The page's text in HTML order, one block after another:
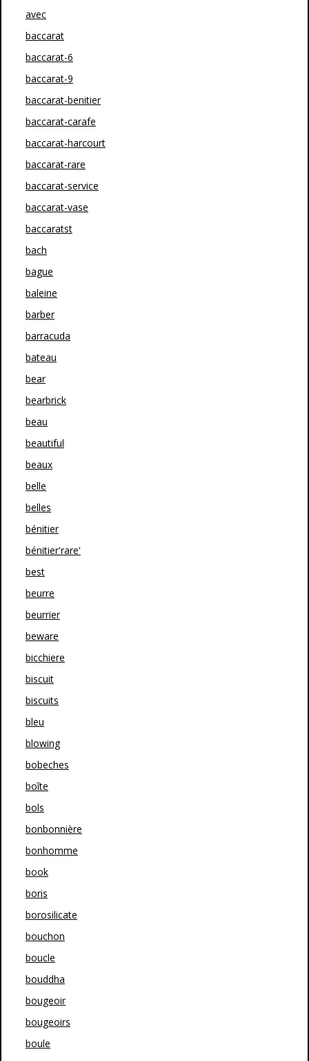
avec
baccarat
baccarat-6
baccarat-9
baccarat-benitier
baccarat-carafe
baccarat-harcourt
baccarat-rare
baccarat-service
baccarat-vase
baccaratst
bach
bague
baleine
barber
barracuda
bateau
bear
bearbrick
beau
beautiful
beaux
belle
belles
bénitier
bénitier'rare'
best
beurre
beurrier
beware
bicchiere
biscuit
biscuits
bleu
blowing
bobeches
boîte
bols
bonbonnière
bonhomme
book
boris
borosilicate
bouchon
boucle
bouddha
bougeoir
bougeoirs
boule